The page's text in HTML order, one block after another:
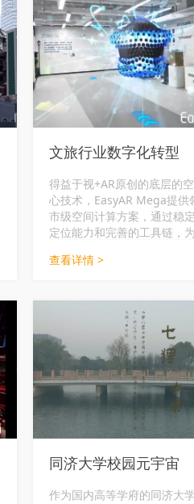
文旅行业数字化转型
得益于视+AR原创的底层的
心技术，EasyAR Mega提供
市级空间计算方案，通过稳定
定位能力和完善的工具链，
宙空间计算应用提供服务和解
件入口，通过时空穿越门，
色文化现代风、豫园国风和
心赛博朋克风等平行世界，
项空间计算应用，含数字人
营销、地标广告、元宇宙空
物复活、历史再现等。完美
行业的数字化转型。
查看详情 >
同济大学校园元宇宙
作为国内高等学府的同济大